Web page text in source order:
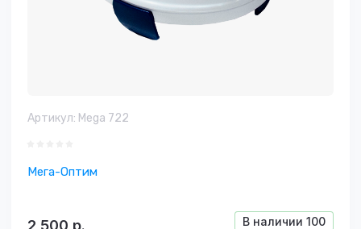
Артикул: Mega 722
Мега-Оптим
В наличии 100
2 500 р.